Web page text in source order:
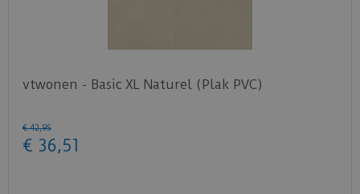
vtwonen - Basic XL Naturel (Plak PVC)
€ 42,95
€ 36,51